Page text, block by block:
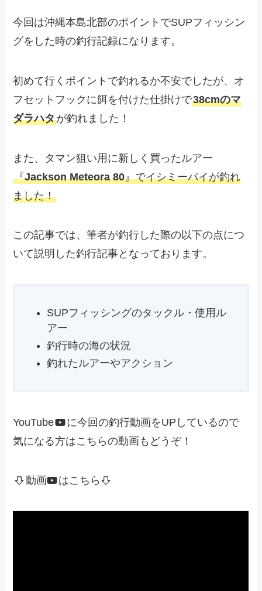
今回は沖縄本島北部のポイントでSUPフィッシン
グをした時の釣行記録になります。
初めて行くポイントで釣れるか不安でしたが、オ
フセットフックに餌を付けた仕掛けで38cmのマ
ダラハタが釣れました！
また、タマン狙い用に新しく買ったルアー
『Jackson Meteora 80』でイシミーバイが釣れ
ました！
この記事では、筆者が釣行した際の以下の点につ
いて説明した釣行記事となっております。
SUPフィッシングのタックル・使用ル
アー
釣行時の海の状況
釣れたルアーやアクション
YouTube
に今回の釣行動画をUPしているので
気になる方はこちらの動画もどうぞ！
動画 はこちら